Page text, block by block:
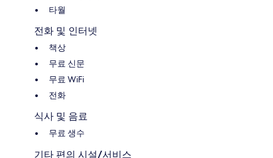
타월
전화 및 인터넷
책상
무료 신문
무료 WiFi
전화
식사 및 음료
무료 생수
기타 편의 시설/서비스